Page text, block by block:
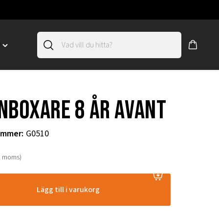
Toggle
8 år Avant
: G0510
moms)
Lägg till i varukorg